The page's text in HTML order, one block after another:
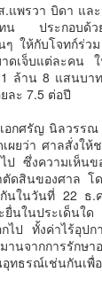
รวา บิดา และ
ทน ประกอบด้ว
ๆ ให้กับโจทก์ร่
ดเจ็บแต่ละคน
ล้าน 8 แสนบา
ละ 7.5 ต่อปี
ศรัญ นิลวรรณ
เผยว่า ศาลสั่งใ
ไป ซึ่งความเห็น
ตัดสินของศาล โ
นในวันที่ 22 ธ.
ยื่นในประเด็นใ
ไป ทั้งค่าไร้อุป
นจากการรักษา
ทธรณ์เช่นกันเพื่